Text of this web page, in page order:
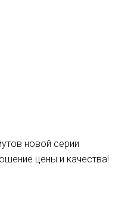
новой серии
цены и качества!